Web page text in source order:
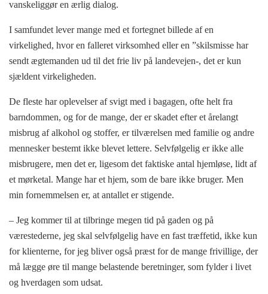
vanskeliggør en ærlig dialog.
I samfundet lever mange med et fortegnet billede af en
virkelighed, hvor en falleret virksomhed eller en ”skilsmisse har
sendt ægtemanden ud til det frie liv på landevejen-, det er kun
sjældent virkeligheden.
De fleste har oplevelser af svigt med i bagagen, ofte helt fra
barndommen, og for de mange, der er skadet efter et årelangt
misbrug af alkohol og stoffer, er tilværelsen med familie og andre
mennesker bestemt ikke blevet lettere. Selvfølgelig er ikke alle
misbrugere, men det er, ligesom det faktiske antal hjemløse, lidt af
et mørketal. Mange har et hjem, som de bare ikke bruger. Men
min fornemmelsen er, at antallet er stigende.
– Jeg kommer til at tilbringe megen tid på gaden og på
værestederne, jeg skal selvfølgelig have en fast træffetid, ikke kun
for klienterne, for jeg bliver også præst for de mange frivillige, der
må lægge øre til mange belastende beretninger, som fylder i livet
og hverdagen som udsat.